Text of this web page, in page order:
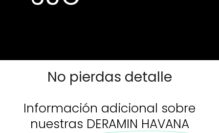
No pierdas detalle
Información adicional sobre
nuestras DERAMIN HAVANA